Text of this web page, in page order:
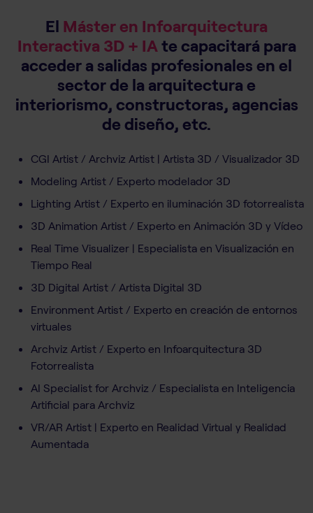
el programa y la escuela!"
El Máster en Infoarquitectura
Interactiva 3D + IA te capacitará para
acceder a salidas profesionales en el
sector de la arquitectura e
interiorismo, constructoras, agencias
de diseño, etc.
CGI Artist / Archviz Artist | Artista 3D / Visualizador 3D
Modeling Artist / Experto modelador 3D
Lighting Artist / Experto en iluminación 3D fotorrealista
3D Animation Artist / Experto en Animación 3D y Vídeo
Real Time Visualizer | Especialista en Visualización en
Tiempo Real
3D Digital Artist / Artista Digital 3D
Environment Artist / Experto en creación de entornos
virtuales
Archviz Artist / Experto en Infoarquitectura 3D
Fotorrealista
AI Specialist for Archviz / Especialista en Inteligencia
Artificial para Archviz
VR/AR Artist | Experto en Realidad Virtual y Realidad
Aumentada